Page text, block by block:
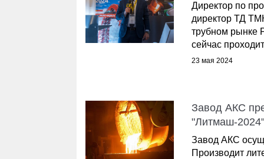
Директор по
директор ТД
трубном рынке
сейчас
23 мая 2024
Завод АКС
"Литмаш-2024"
Завод АКС
Производит